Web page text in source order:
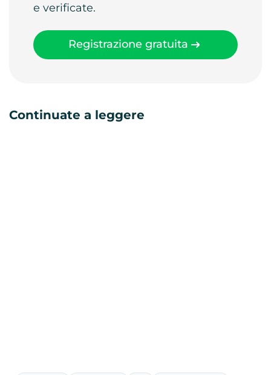
e verificate.
Registrazione gratuita
Continuate a leggere